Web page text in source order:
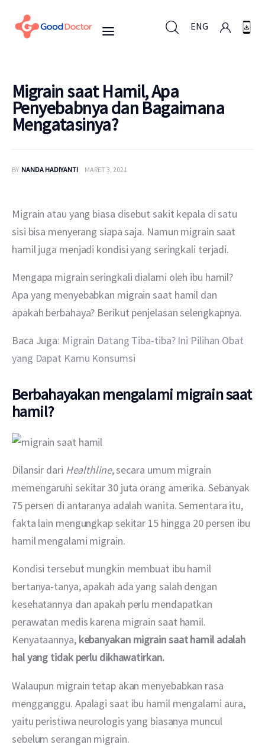
ENG
Untuk Bisnis
Berita
Layanan
Migrain saat Hamil, Apa
Penyebabnya dan Bagaimana
Mengatasinya?
BY NANDA HADIYANTI MARET 3, 2021
Migrain atau yang biasa disebut sakit kepala di satu
sisi bisa menyerang siapa saja. Namun migrain saat
hamil juga menjadi kondisi yang seringkali terjadi.
Mengapa migrain seringkali dialami oleh ibu hamil?
Apa yang menyebabkan migrain saat hamil dan
apakah berbahaya? Berikut penjelasan selengkapnya.
Baca Juga: Migrain Datang Tiba-tiba? Ini Pilihan Obat
yang Dapat Kamu Konsumsi
Berbahayakan mengalami migrain saat
hamil?
Dilansir dari Healthline, secara umum migrain
memengaruhi sekitar 30 juta orang amerika. Sebanyak
75 persen di antaranya adalah wanita. Sementara itu,
fakta lain mengungkap sekitar 15 hingga 20 persen ibu
hamil mengalami migrain.
Kondisi tersebut mungkin membuat ibu hamil
bertanya-tanya, apakah ada yang salah dengan
kesehatannya dan apakah perlu mendapatkan
perawatan medis karena migrain saat hamil.
Kenyataannya, kebanyakan migrain saat hamil adalah
hal yang tidak perlu dikhawatirkan.
Walaupun migrain tetap akan menyebabkan rasa
mengganggu. Apalagi saat ibu hamil mengalami aura,
yaitu peristiwa neurologis yang biasanya muncul
sebelum serangan migrain.